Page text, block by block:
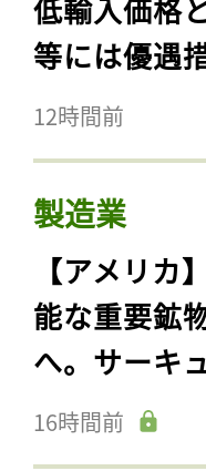
低輸入価格
等には優遇
12時間前
製造業
【アメリ
能な重要鉱
へ。サーキ
16時間前